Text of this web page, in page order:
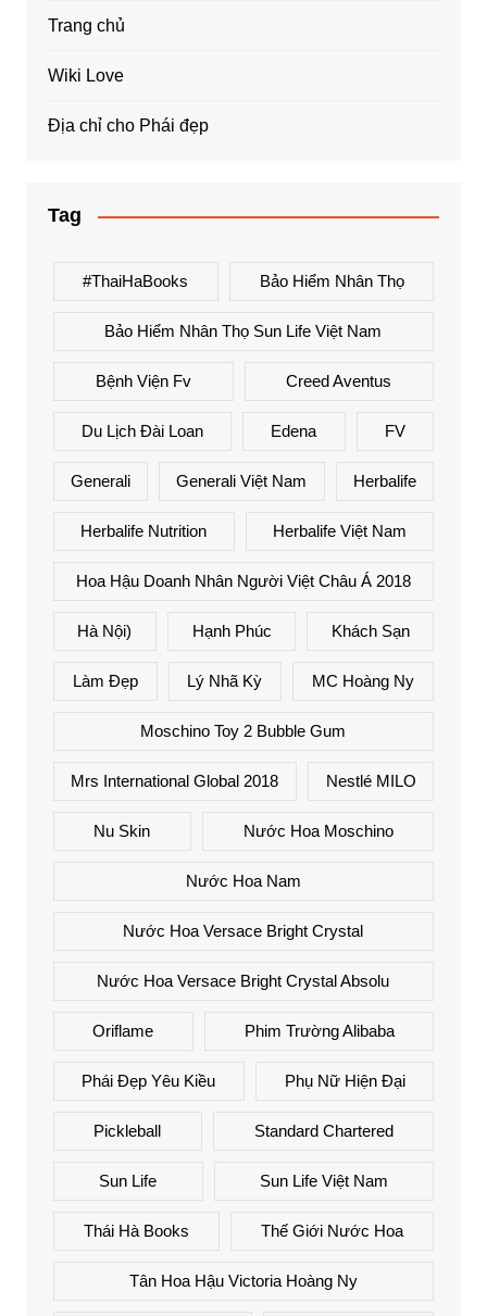
Trang chủ
Wiki Love
Địa chỉ cho Phái đẹp
Tag
#ThaiHaBooks Bảo Hiểm Nhân Thọ
Bảo Hiểm Nhân Thọ Sun Life Việt Nam
Bệnh Viện Fv Creed Aventus
Du Lịch Đài Loan Edena FV
Generali Generali Việt Nam Herbalife
Herbalife Nutrition Herbalife Việt Nam
Hoa Hậu Doanh Nhân Người Việt Châu Á 2018
Hà Nội) Hạnh Phúc Khách Sạn
Làm Đẹp Lý Nhã Kỳ MC Hoàng Ny
Moschino Toy 2 Bubble Gum
Mrs International Global 2018 Nestlé MILO
Nu Skin Nước Hoa Moschino
Nước Hoa Nam
Nước Hoa Versace Bright Crystal
Nước Hoa Versace Bright Crystal Absolu
Oriflame Phim Trường Alibaba
Phái Đẹp Yêu Kiều Phụ Nữ Hiện Đại
Pickleball Standard Chartered
Sun Life Sun Life Việt Nam
Thái Hà Books Thế Giới Nước Hoa
Tân Hoa Hậu Victoria Hoàng Ny